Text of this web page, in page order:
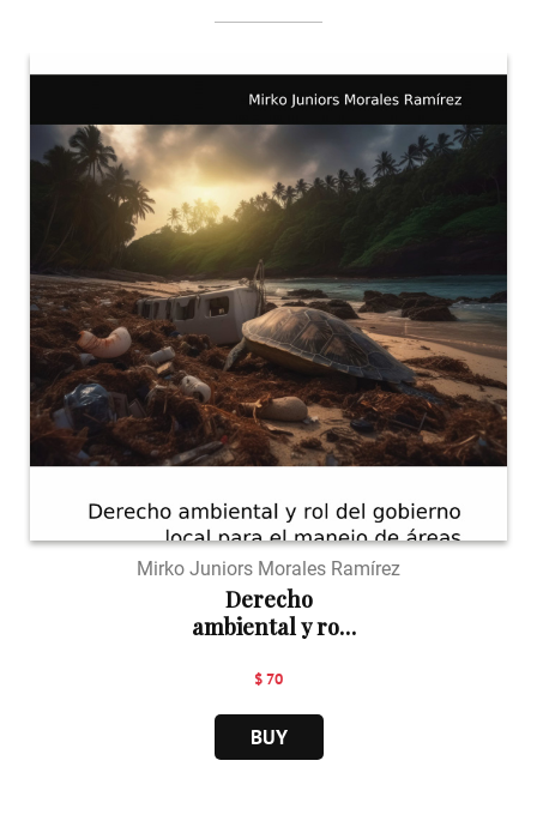
Mirko Juniors Morales Ramírez
Derecho
ambiental y rol
$ 70
BUY